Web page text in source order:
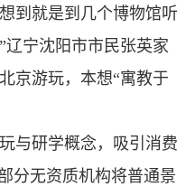
到就是到几个博物馆听
宁沈阳市市民张英家
京游玩，本想“寓教于
与研学概念，吸引消费
分无资质机构将普通景